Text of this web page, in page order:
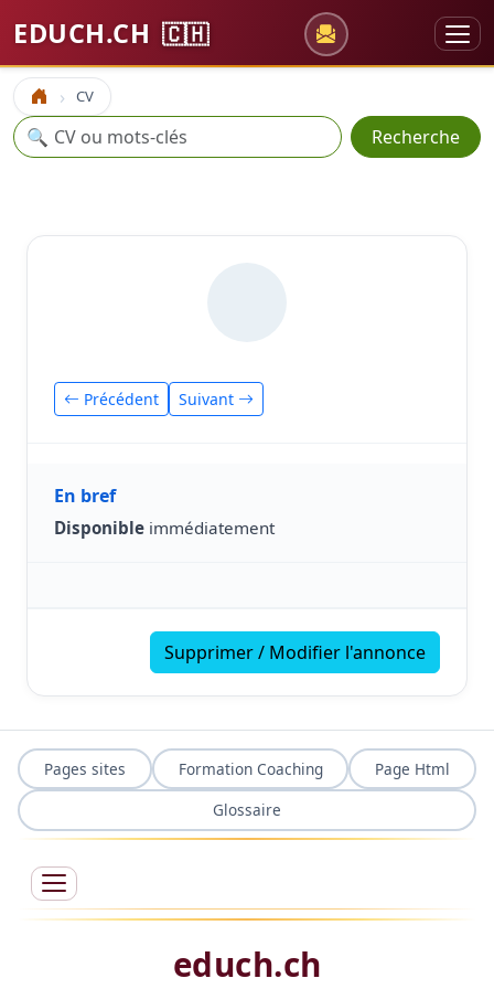
EDUCH.CH 🇨🇭
Accueil CV
Recherche
🔍 Recherche
Précédent Suivant
En bref
Disponible immédiatement
Supprimer / Modifier l'annonce
Pages sites Formation Coaching
Page Html
Glossaire
educh.ch